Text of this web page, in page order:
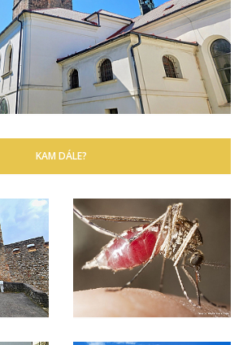
KAM DÁLE?